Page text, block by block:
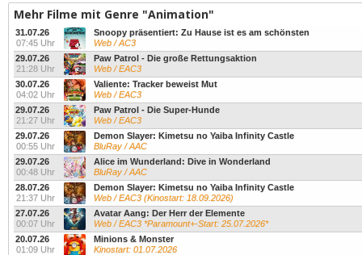
Mehr Filme mit Genre "Animation"
31.07.26
07:45 Uhr
Snoopy präsentiert: Zu Hause ist es am schönsten
Web / AC3
29.07.26
21:28 Uhr
Paw Patrol - Die große Rettungsaktion
Web / EAC3
30.07.26
04:02 Uhr
Valiente: Tracker beweist Mut
Web / EAC3
29.07.26
21:27 Uhr
Paw Patrol - Die Super-Hunde
Web / EAC3
29.07.26
00:55 Uhr
Demon Slayer: Kimetsu no Yaiba Infinity Castle
BluRay / AAC
29.07.26
00:48 Uhr
Alice im Wunderland: Dive in Wonderland
BluRay / AAC
28.07.26
21:37 Uhr
Demon Slayer: Kimetsu no Yaiba Infinity Castle
Web / EAC3 (Kinostart: 18.09.2026)
27.07.26
00:07 Uhr
Avatar Aang: Der Herr der Elemente
Web / EAC3 *Paramount+-Start: 25.07.2026*
20.07.26
01:09 Uhr
Minions & Monster
Kinostart: 01.07.2026